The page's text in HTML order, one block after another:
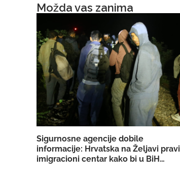
Možda vas zanima
Sigurnosne agencije dobile
informacije: Hrvatska na Željavi pravi
imigracioni centar kako bi u BiH